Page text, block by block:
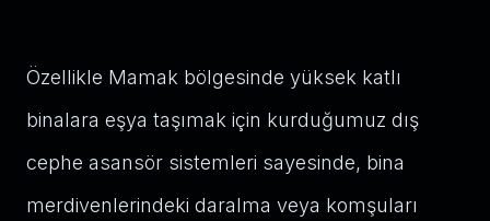
Özellikle Mamak bölgesinde yüksek katlı
binalara eşya taşımak için kurduğumuz dış
cephe asansör sistemleri sayesinde, bina
merdivenlerindeki daralma veya komşuları